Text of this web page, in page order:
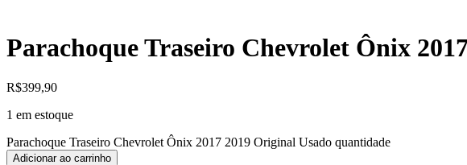
Parachoque Traseiro Chevrolet Ônix
R$399,90
1 em estoque
Parachoque Traseiro Chevrolet Ônix 2017 2019 Original Usado quantidade
Adicionar ao carrinho